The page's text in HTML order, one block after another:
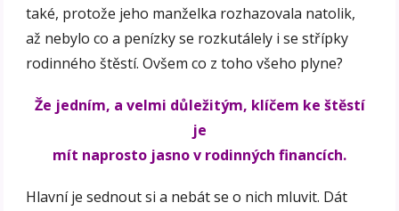
také, protože jeho manželka rozhazovala natolik,
až nebylo co a penízky se rozkutálely i se střípky
rodinného štěstí. Ovšem co z toho všeho plyne?
Že jedním, a velmi důležitým, klíčem ke štěstí
je
mít naprosto jasno v rodinných financích.
Hlavní je sednout si a nebát se o nich mluvit. Dát